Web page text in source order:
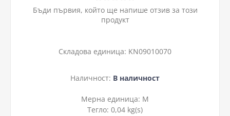
Бъди първия, който ще напише отзив за този
продукт
Складова единица: KN09010070
Наличност: В наличност
Мерна единица: М
Тегло: 0,04 kg(s)